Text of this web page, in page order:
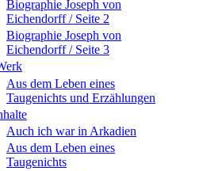
Biographie Joseph von
Eichendorff / Seite 2
Biographie Joseph von
Eichendorff / Seite 3
Aus dem Leben eines
Taugenichts und Erzählungen
Auch ich war in Arkadien
Aus dem Leben eines
Taugenichts